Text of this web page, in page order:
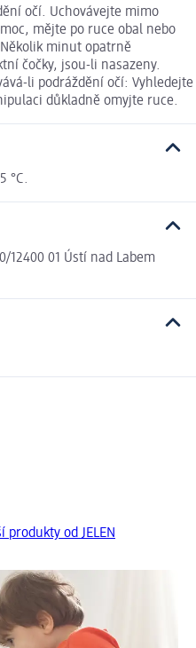
očí. Uchovávejte mimo
mějte po ruce obal nebo
Několik minut opatrně
čočky, jsou-li nasazeny.
li podráždění očí: Vyhledejte
důkladně omyjte ruce.
°C.
12400 01 Ústí nad Labem
produkty od JELEN